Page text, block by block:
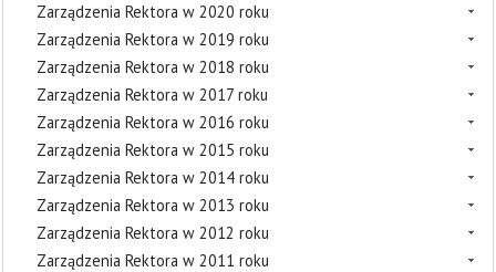
Zarządzenia Rektora w 2020 roku
Zarządzenia Rektora w 2019 roku
Zarządzenia Rektora w 2018 roku
Zarządzenia Rektora w 2017 roku
Zarządzenia Rektora w 2016 roku
Zarządzenia Rektora w 2015 roku
Zarządzenia Rektora w 2014 roku
Zarządzenia Rektora w 2013 roku
Zarządzenia Rektora w 2012 roku
Zarządzenia Rektora w 2011 roku